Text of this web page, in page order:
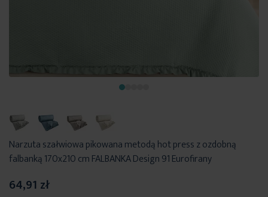
Narzuta szałwiowa pikowana metodą hot press z ozdobną
falbanką 170x210 cm FALBANKA Design 91 Eurofirany
64,91 zł